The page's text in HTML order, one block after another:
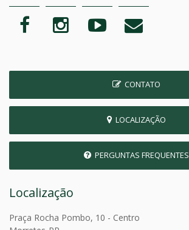
CONTATO
LOCALIZAÇÃO
PERGUNTAS FREQUENTES
Localização
Praça Rocha Pombo, 10 - Centro